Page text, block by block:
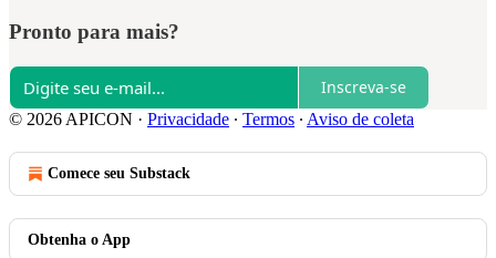
Pronto para mais?
Inscreva-se
© 2026 APICON · Privacidade ∙ Termos ∙ Aviso de coleta
Comece seu Substack
Obtenha o App